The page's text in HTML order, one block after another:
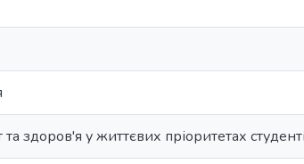
здоров'я у життєвих пріоритетах